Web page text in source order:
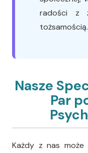
radości z
tożsamością.
Nasze
Par
Każdy z nas może